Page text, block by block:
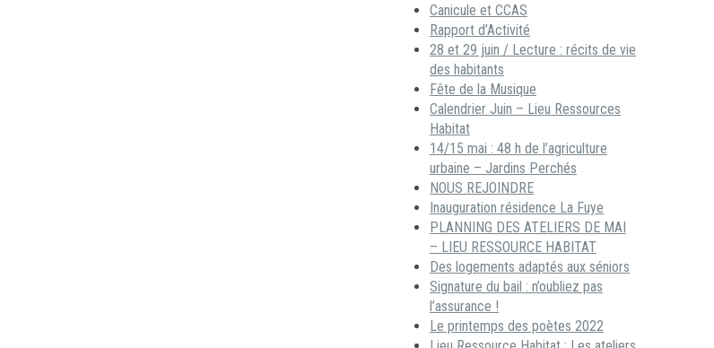
Canicule et CCAS
Rapport d’Activité
28 et 29 juin / Lecture : récits de vie
des habitants
Fête de la Musique
Calendrier Juin – Lieu Ressources
Habitat
14/15 mai : 48 h de l’agriculture
urbaine – Jardins Perchés
NOUS REJOINDRE
Inauguration résidence La Fuye
PLANNING DES ATELIERS DE MAI
– LIEU RESSOURCE HABITAT
Des logements adaptés aux séniors
Signature du bail : n’oubliez pas
l’assurance !
Le printemps des poètes 2022